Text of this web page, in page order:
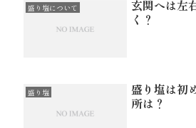
盛り塩について
玄関へは左
く？
盛り塩
盛り塩は初
所は？